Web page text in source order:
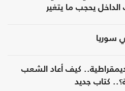
الداخل يحجب ما يتغير
سوريا
كيف أعاد الشعب
كتاب جديد